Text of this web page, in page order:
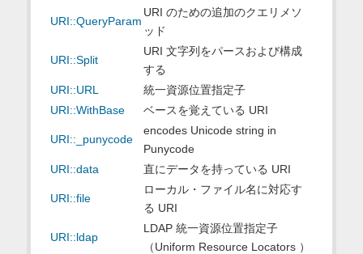
URI::QueryParam
URI のための追加のクエリメソ
ッド
URI::Split
URI 文字列をパースおよび構成
する
URI::URL
統一資源位置指定子
URI::WithBase
ベースを覚えている URI
URI::_punycode
encodes Unicode string in
Punycode
URI::data
直にデータを持っている URI
URI::file
ローカル・ファイル名に対応す
る URI
URI::ldap
LDAP 統一資源位置指定子
（Uniform Resource Locators ）